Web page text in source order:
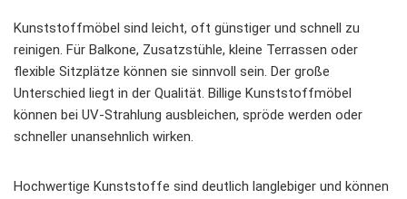
Kunststoffmöbel sind leicht, oft günstiger und schnell zu
reinigen. Für Balkone, Zusatzstühle, kleine Terrassen oder
flexible Sitzplätze können sie sinnvoll sein. Der große
Unterschied liegt in der Qualität. Billige Kunststoffmöbel
können bei UV-Strahlung ausbleichen, spröde werden oder
schneller unansehnlich wirken.
Hochwertige Kunststoffe sind deutlich langlebiger und können